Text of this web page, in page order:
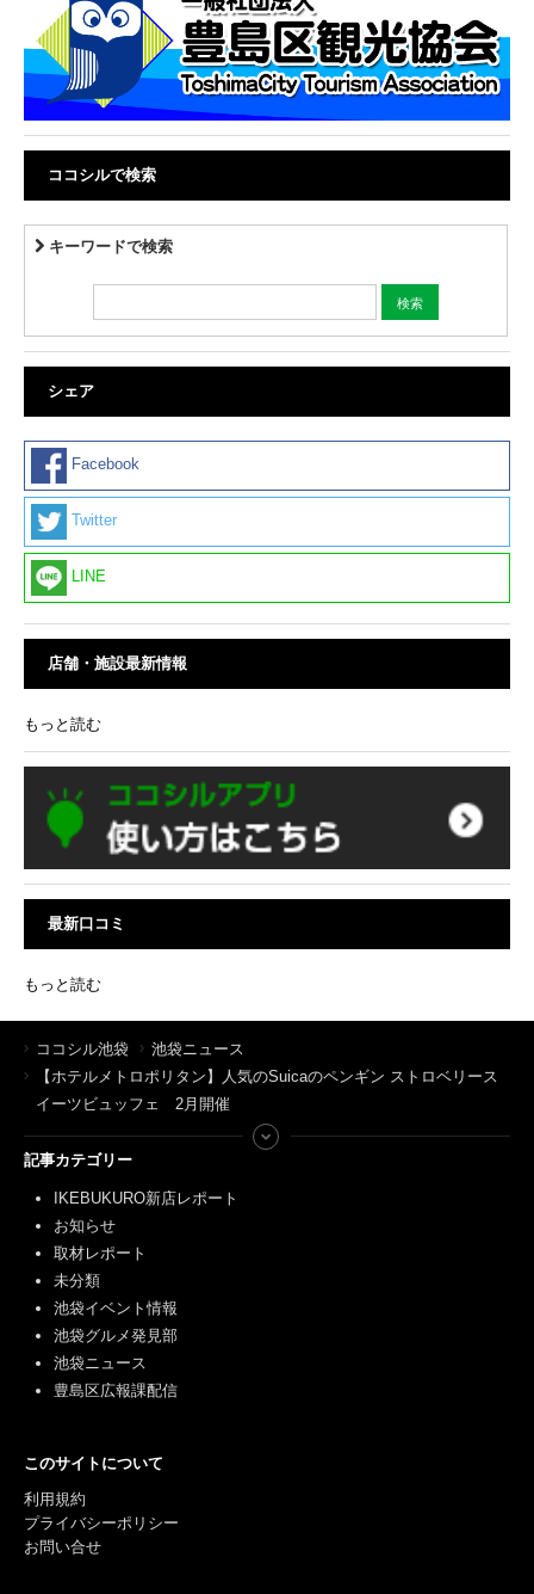
ココシルで検索
キーワードで検索
シェア
Facebook
Twitter
LINE
店舗・施設最新情報
もっと読む
最新口コミ
もっと読む
ココシル池袋
池袋ニュース
【ホテルメトロポリタン】人気のSuicaのペンギン ストロベリース
イーツビュッフェ 2月開催
記事カテゴリー
IKEBUKURO新店レポート
お知らせ
取材レポート
未分類
池袋イベント情報
池袋グルメ発見部
池袋ニュース
豊島区広報課配信
このサイトについて
利用規約
プライバシーポリシー
お問い合せ